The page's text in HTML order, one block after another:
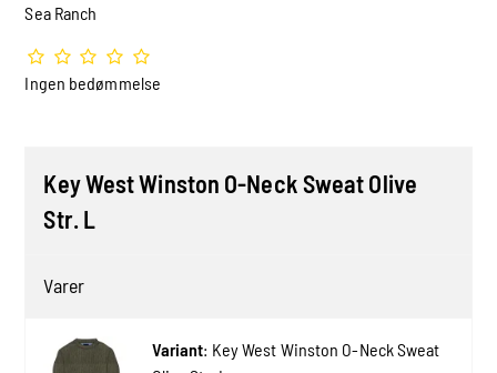
Sea Ranch
Ingen bedømmelse
Key West Winston O-Neck Sweat Olive
Str. L
Varer
Variant: Key West Winston O-Neck Sweat